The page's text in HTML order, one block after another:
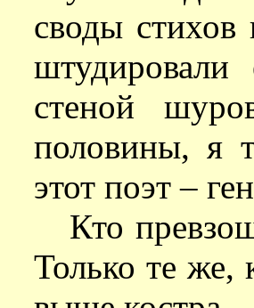
своды
стеной
половины, я
этот поэт –
Кто
Только те же,